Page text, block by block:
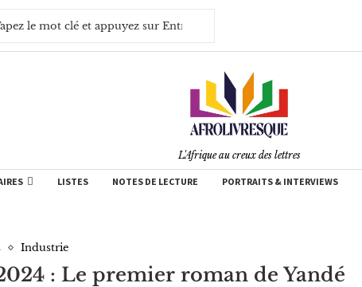
L'Afrique au creux des lettres
LISTES NOTES DE LECTURE PORTRAITS & INTERVIEWS
Industrie
: Le premier roman de Yandé